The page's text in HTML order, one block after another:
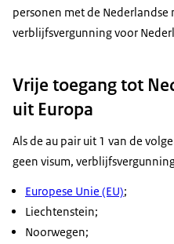
personen met de
verblijfsvergunning voor
Vrije toegang tot
uit Europa
Als de au pair uit 1 van de
geen visum,
Europese Unie (EU);
Liechtenstein;
Noorwegen;